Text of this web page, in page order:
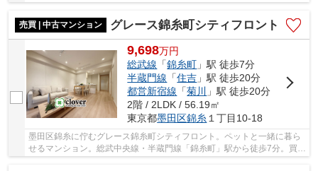
売買 | 中古マンション
グレース錦糸町シティフロント
9,698万円
総武線 「錦糸町 」駅 徒歩7分
半蔵門線 「住吉 」駅 徒歩20分
都営新宿線 「菊川
」駅 徒歩20分
2階 / 2LDK / 56.19㎡
東京都墨田区錦糸 １丁目10-18
墨田区錦糸に佇むグレース錦糸町シティフロント。ペットと一緒に暮ら
せるマンション。総武中央線・半蔵門線「錦糸町」駅から徒歩7分。買い
物に、あるいは通勤・通学にと何かと便利な立...